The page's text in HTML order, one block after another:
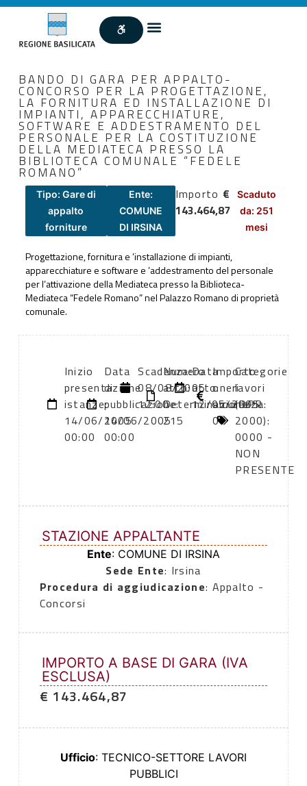
BANDO DI GARA PER APPALTO-
CONCORSO PER LA PROGETTAZIONE,
LA FORNITURA ED INSTALLAZIONE DI
IMPIANTI, APPARECCHIATURE,
SOFTWARE E ADDESTRAMENTO DEL
PERSONALE PER LA COSTITUZIONE
DELLA MEDIATECA PRESSO LA
BIBLIOTECA COMUNALE “FEDELE
ROMANO”
Tipo: Gare di
appalto
forniture
Ente:
COMUNE
DI IRSINA
Importo €
143.464,87
Scaduto
da: 251
mesi
Progettazione, fornitura e ’installazione di impianti,
apparecchiature e software e ’addestramento del personale
per l’attivazione della Mediateca presso la Biblioteca-
Mediateca “Fedele Romano” nel Palazzo Romano di proprietà
comunale.
Inizio
presentazione
istanze:
14/06/2005
00:00
Data
di
pubblicazione:
14/06/2005
00:00
Scadenza:
08/08/2005
12:00
Numero
atto:
Determinazione
215
Data
atto:
12/05/2005
Importo
oneri
sicurezza:
0
Categorie
lavori
(DPR
2000):
0000 -
NON
PRESENTE
STAZIONE APPALTANTE
Ente: COMUNE DI IRSINA
Sede Ente: Irsina
Procedura di aggiudicazione: Appalto -
Concorsi
IMPORTO A BASE DI GARA (IVA
ESCLUSA)
€ 143.464,87
Ufficio: TECNICO-SETTORE LAVORI
PUBBLICI